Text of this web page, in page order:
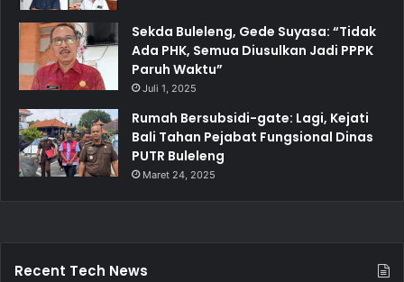
Sekda Buleleng, Gede Suyasa: “Tidak
Ada PHK, Semua Diusulkan Jadi PPPK
Paruh Waktu”
Juli 1, 2025
Rumah Bersubsidi-gate: Lagi, Kejati
Bali Tahan Pejabat Fungsional Dinas
PUTR Buleleng
Maret 24, 2025
Recent Tech News